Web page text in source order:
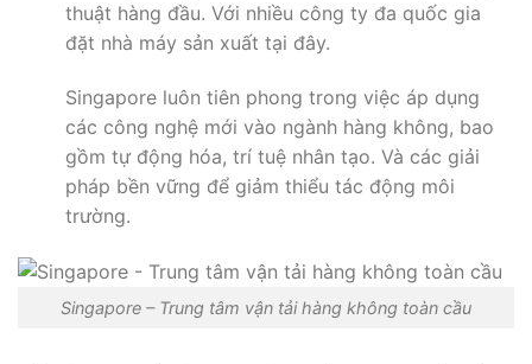
thuật hàng đầu. Với nhiều công ty đa quốc gia
đặt nhà máy sản xuất tại đây.
Singapore luôn tiên phong trong việc áp dụng
các công nghệ mới vào ngành hàng không, bao
gồm tự động hóa, trí tuệ nhân tạo. Và các giải
pháp bền vững để giảm thiểu tác động môi
trường.
Singapore – Trung tâm vận tải hàng không toàn cầu